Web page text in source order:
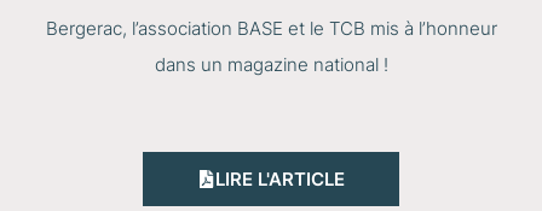
Bergerac, l’association BASE et le TCB mis à l’honneur
dans un magazine national !
LIRE L'ARTICLE